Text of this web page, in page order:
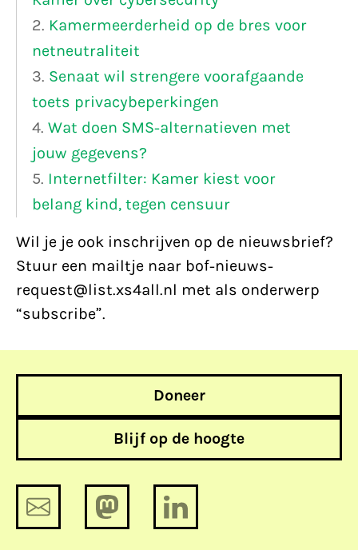
2. Kamermeerderheid op de bres voor
netneutraliteit
3. Senaat wil strengere voorafgaande
toets privacybeperkingen
4. Wat doen SMS-alternatieven met
jouw gegevens?
5. Internetfilter: Kamer kiest voor
belang kind, tegen censuur
Wil je je ook inschrijven op de nieuwsbrief?
Stuur een mailtje naar bof-nieuws-
request@list.xs4all.nl met als onderwerp
“subscribe”.
Doneer
Blijf op de hoogte